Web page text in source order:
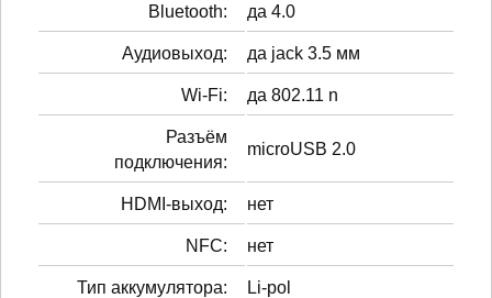
Bluetooth: да 4.0
Аудиовыход: да jack 3.5 мм
Wi-Fi: да 802.11 n
Разъём
подключения:
microUSB 2.0
HDMI-выход: нет
NFC: нет
Тип аккумулятора: Li-pol